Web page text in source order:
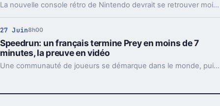
La nouvelle console rétro de Nintendo devrait se retrouver moins rapidement en rupture de stock.
27 Juin8h00
Speedrun: un français termine Prey en moins de 7
minutes, la preuve en vidéo
Une communauté de joueurs se démarque dans le monde, puisque comme des sportifs leur objectif est de toujours battre leur propre record pour terminer le jeu le plus rapidement possible, on les nomme les speedrunners. Un speedrun du jeu Prey fait parler de lui…